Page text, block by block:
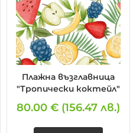
Плажна възглавница
"Тропически коктейл"
80.00 € (156.47 лв.)